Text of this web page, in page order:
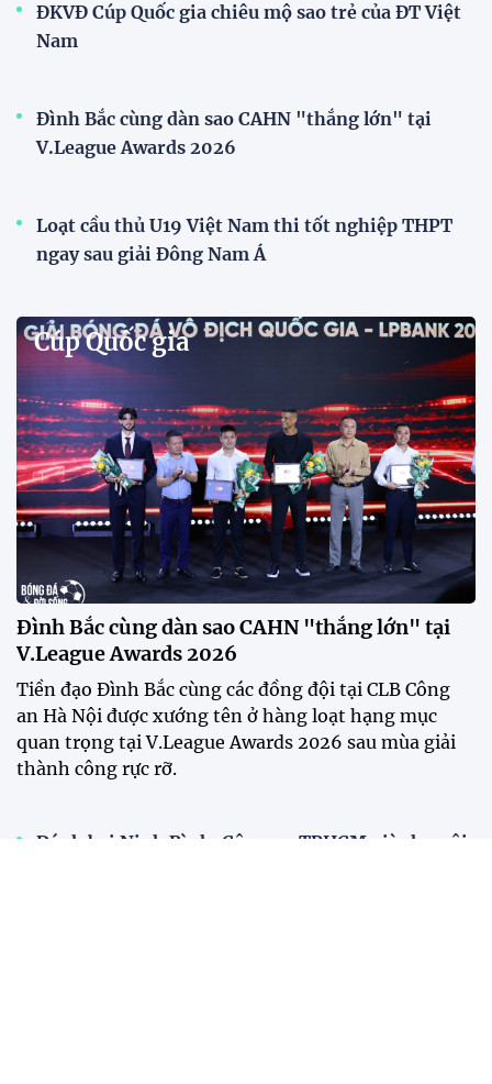
ĐKVĐ Cúp Quốc gia chiêu mộ sao trẻ của ĐT Việt
Nam
Đình Bắc cùng dàn sao CAHN "thắng lớn" tại
V.League Awards 2026
Loạt cầu thủ U19 Việt Nam thi tốt nghiệp THPT
ngay sau giải Đông Nam Á
Cúp Quốc gia
Đình Bắc cùng dàn sao CAHN "thắng lớn" tại
V.League Awards 2026
Tiền đạo Đình Bắc cùng các đồng đội tại CLB Công
an Hà Nội được xướng tên ở hàng loạt hạng mục
quan trọng tại V.League Awards 2026 sau mùa giải
thành công rực rỡ.
Đánh bại Ninh Bình, Công an TPHCM giành ngôi